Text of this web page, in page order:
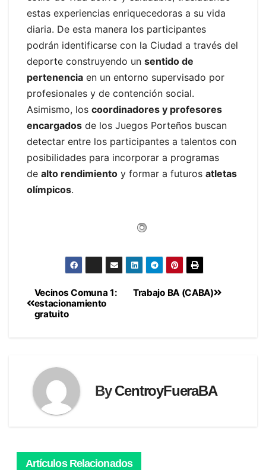
estas experiencias enriquecedoras a su vida
diaria. De esta manera los participantes
podrán identificarse con la Ciudad a través del
deporte construyendo un sentido de
pertenencia en un entorno supervisado por
profesionales y de contención social.
Asimismo, los coordinadores y profesores
encargados de los Juegos Porteños buscan
detectar entre los participantes a talentos con
posibilidades para incorporar a programas
de alto rendimiento y formar a futuros atletas
olímpicos.
Navegación
de
Trabajo BA (CABA)
Vecinos Comuna 1:
estacionamiento
gratuito
ByCentroyFueraBA
Artículos Relacionados